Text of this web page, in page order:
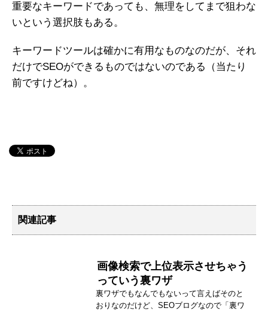
重要なキーワードであっても、無理をしてまで狙わな
いという選択肢もある。
キーワードツールは確かに有用なものなのだが、それ
だけでSEOができるものではないのである（当たり
前ですけどね）。
関連記事
画像検索で上位表示させちゃう
っていう裏ワザ
裏ワザでもなんでもないって言えばそのと
おりなのだけど、SEOブログなので「裏ワ